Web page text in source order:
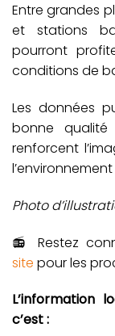
Entre grandes
et stations
pourront
conditions de
Les données
bonne
renforcent
Photo
📻 Restez
site pour les
L’information
c’est :